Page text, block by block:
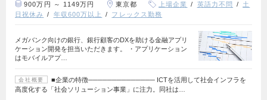
900万円 ～ 1149万円 東京都 上場企業 英語力不問
土
日祝休み
年収600万以上 フレックス勤務
メガバンク向けの銀行、銀行顧客のDXを助ける金融アプリ
ケーション開発を担当いただきます。 ・アプリケーション
はモバイルアプ…
会社概要
■企業の特徴────────────── ICTを活用して社会インフラを
高度化する「社会ソリューション事業」に注力。同社は…